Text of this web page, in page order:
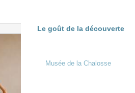
Le goût de la découverte
Musée de la Chalosse